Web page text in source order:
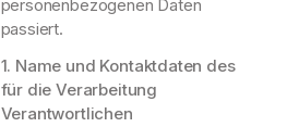
personenbezogenen Daten
passiert.
1. Name und Kontaktdaten des
für die Verarbeitung
Verantwortlichen